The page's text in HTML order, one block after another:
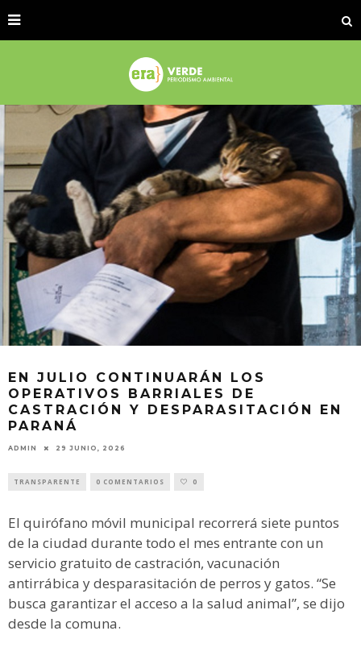
EN JULIO CONTINUARÁN LOS
OPERATIVOS BARRIALES DE
CASTRACIÓN Y DESPARASITACIÓN EN
PARANÁ
ADMIN 29 JUNIO, 2026
TRANSPARENTE 0 COMENTARIOS 0
El quirófano móvil municipal recorrerá siete puntos
de la ciudad durante todo el mes entrante con un
servicio gratuito de castración, vacunación
antirrábica y desparasitación de perros y gatos. “Se
busca garantizar el acceso a la salud animal”, se dijo
desde la comuna.